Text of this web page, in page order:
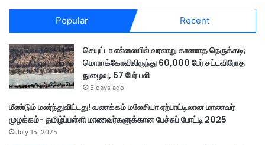
Popular Recent
செயுட்டா எல்லையில் வரலாறு காணாத நெருக்கடி;
மொராக்கோவிலிருந்து 60,000 பேர் சட்டவிரோத
நுழைவு, 57 பேர் பலி
5 days ago
மீண்டும் மலர்ந்துவிட்டது! வணக்கம் மலேசியா ஏற்பாட்டிலான மாணவர்
முழக்கம்- தமிழ்ப்பள்ளி மாணவர்களுக்கான பேச்சுப் போட்டி 2025
July 15, 2025